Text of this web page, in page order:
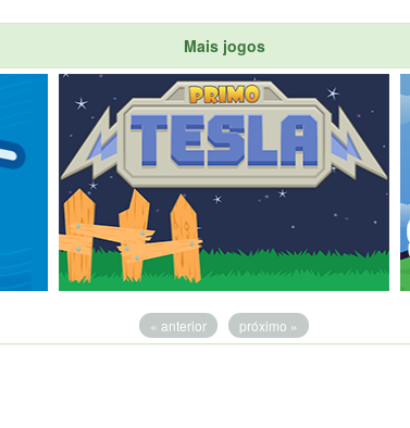
Mais jogos
« anterior próximo »